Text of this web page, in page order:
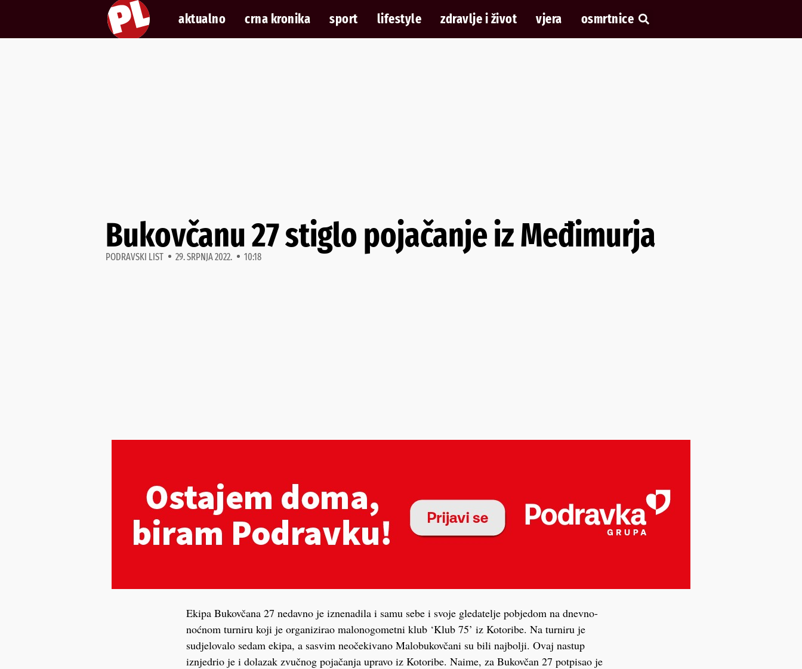
aktualno crna kronika sport lifestyle zdravlje i život vjera osmrtnice
Bukovčanu 27 stiglo pojačanje iz Međimurja
PODRAVSKI LIST 29. SRPNJA 2022. 10:18
Ekipa Bukovčana 27 nedavno je iznenadila i samu sebe i svoje gledatelje pobjedom na dnevno-
noćnom turniru koji je organizirao malonogometni klub ‘Klub 75’ iz Kotoribe. Na turniru je
sudjelovalo sedam ekipa, a sasvim neočekivano Malobukovčani su bili najbolji. Ovaj nastup
iznjedrio je i dolazak zvučnog pojačanja upravo iz Kotoribe. Naime, za Bukovčan 27 potpisao je